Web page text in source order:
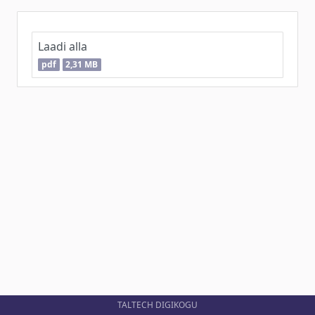
Laadi alla
pdf 2,31 MB
TALTECH DIGIKOGU